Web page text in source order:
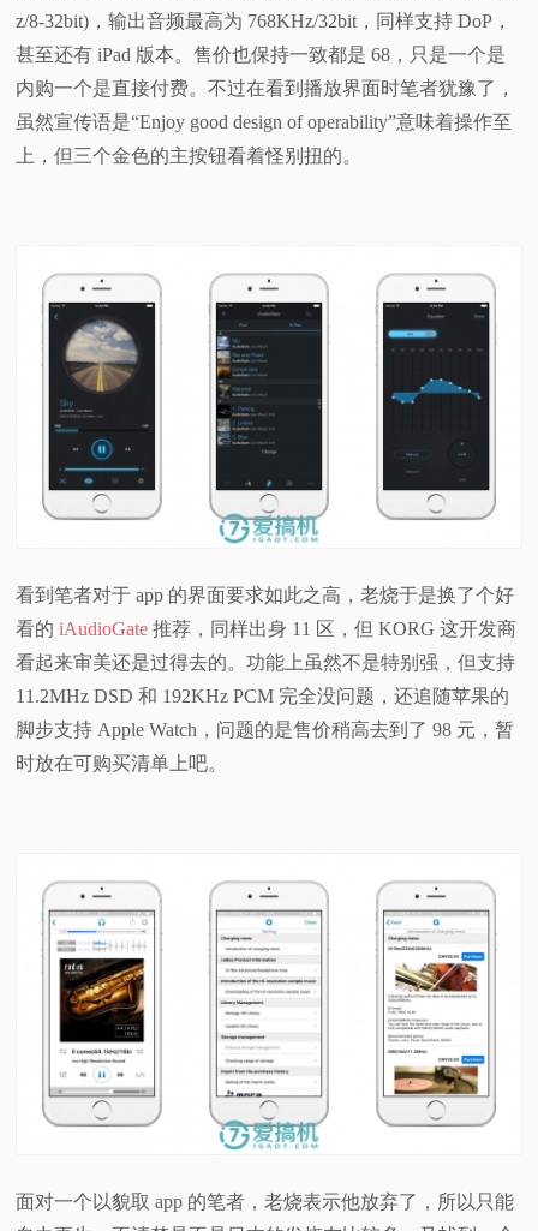
z/8-32bit)，输出音频最高为 768KHz/32bit，同样支持 DoP，
甚至还有 iPad 版本。售价也保持一致都是 68，只是一个是
内购一个是直接付费。不过在看到播放界面时笔者犹豫了，
虽然宣传语是“Enjoy good design of operability”意味着操作至
上，但三个金色的主按钮看着怪别扭的。
看到笔者对于 app 的界面要求如此之高，老烧于是换了个好
看的iAudioGate 推荐，同样出身 11 区，但 KORG 这开发商
看起来审美还是过得去的。功能上虽然不是特别强，但支持
11.2MHz DSD 和 192KHz PCM 完全没问题，还追随苹果的
脚步支持 Apple Watch，问题的是售价稍高去到了 98 元，暂
时放在可购买清单上吧。
面对一个以貌取 app 的笔者，老烧表示他放弃了，所以只能